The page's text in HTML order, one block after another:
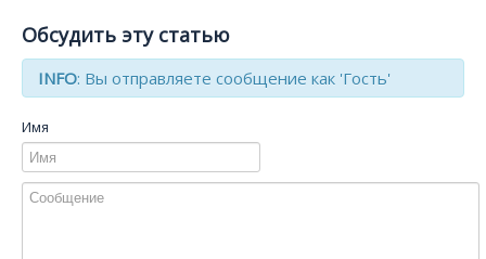
Обсудить эту статью
INFO: Вы отправляете сообщение как 'Гость'
Имя